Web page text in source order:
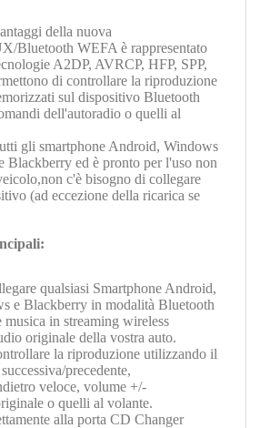
della nuova
Bluetooth WEFA è rappresentato
A2DP, AVRCP, HFP, SPP,
di controllare la riproduzione
sul dispositivo Bluetooth
dell'autoradio o quelli al
gli smartphone Android, Windows
Blackberry ed è pronto per l'uso non
c'è bisogno di collegare
(ad eccezione della ricarica se
qualsiasi Smartphone Android,
e Blackberry in modalità Bluetooth
musica in streaming wireless
originale della vostra auto.
la riproduzione utilizzando il
precedente,
veloce, volume +/-
o quelli al volante.
alla porta CD Changer